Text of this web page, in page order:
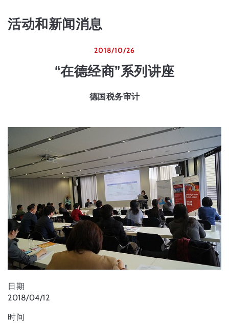
活动和新闻消息
2018/10/26
“在德经商”系列讲座
德国税务审计
日期
2018/04/12
时间